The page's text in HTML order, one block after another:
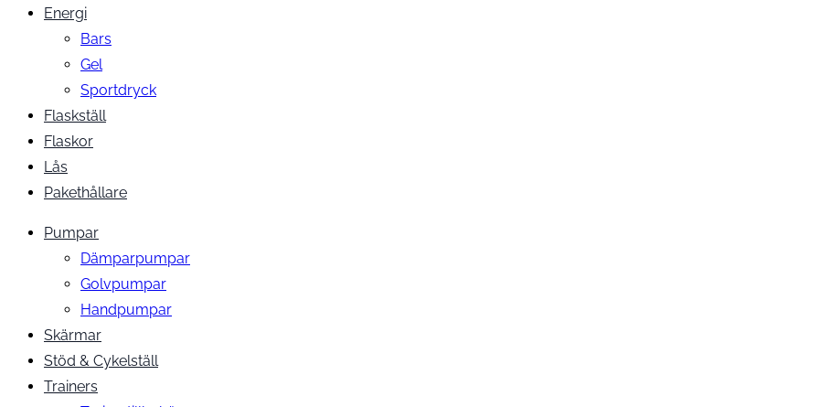
Energi
Bars
Gel
Sportdryck
Flaskställ
Flaskor
Lås
Pakethållare
Pumpar
Dämparpumpar
Golvpumpar
Handpumpar
Skärmar
Stöd & Cykelställ
Trainers